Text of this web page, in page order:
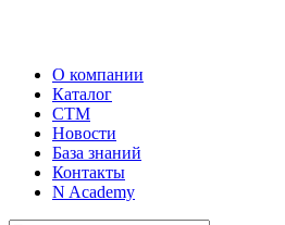
О компании
Каталог
СТМ
Новости
База знаний
Контакты
N Academy